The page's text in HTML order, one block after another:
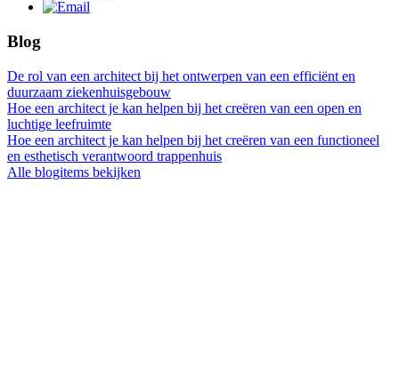
Blog
De rol van een architect bij het ontwerpen van een efficiënt en
duurzaam ziekenhuisgebouw
Hoe een architect je kan helpen bij het creëren van een open en
luchtige leefruimte
Hoe een architect je kan helpen bij het creëren van een functioneel
en esthetisch verantwoord trappenhuis
Alle blogitems bekijken